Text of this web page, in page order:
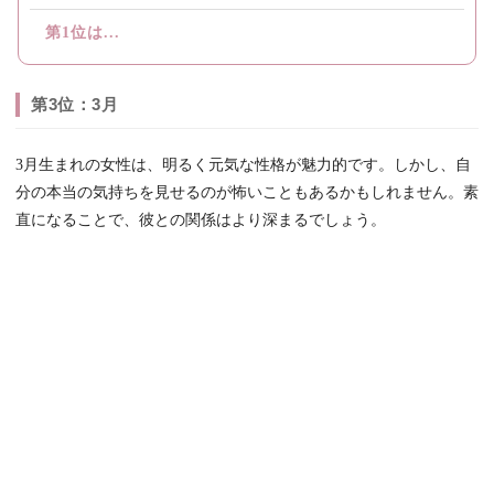
第1位は...
第3位：3月
3月生まれの女性は、明るく元気な性格が魅力的です。しかし、自
分の本当の気持ちを見せるのが怖いこともあるかもしれません。素
直になることで、彼との関係はより深まるでしょう。